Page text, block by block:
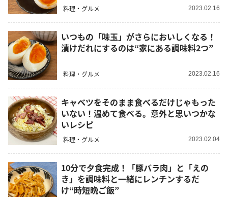
料理・グルメ 2023.02.16
いつもの「味玉」がさらにおいしくなる！
漬けだれにするのは“家にある調味料2つ”
料理・グルメ 2023.02.16
キャベツをそのまま食べるだけじゃもった
いない！温めて食べる。意外と思いつかな
いレシピ
料理・グルメ 2023.02.04
10分で夕食完成！「豚バラ肉」と「えの
き」を調味料と一緒にレンチンするだ
け“時短晩ご飯”